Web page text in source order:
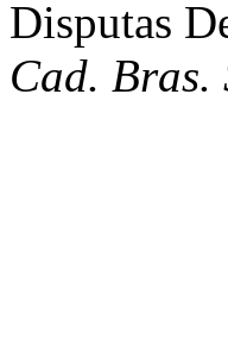
Disputas
Cad. Bras.